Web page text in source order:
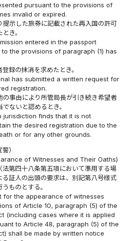
pursuant to the provisions of
invalid or expired.
提示した旅券に記載された再入国の許可
き。
entered in the passport
the provisions of paragraph (1) has
録の抹消を求めたとき。
has submitted a written request for
registration.
の事由により所管局長が引き続き希望者
ないと認めるとき。
jurisdiction finds that it is not
the desired registration due to the
or for any other grounds.
）
of Witnesses and Their Oaths)
法第四十八条第五項において準用する場
証人の出頭の要求は、別記第八号様式
ものとする。
for the appearance of witnesses
of Article 10, paragraph (5) of the
(including cases where it is applied
to Article 48, paragraph (5) of the
shall be made by written notice